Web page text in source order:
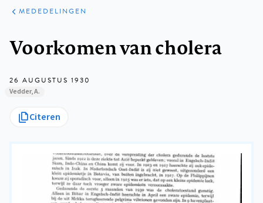
ARTIKELEN
VARIA
MEDEDELINGEN
Voorkomen van cholera
26 AUGUSTUS 1930
Vedder, A.
Citeren